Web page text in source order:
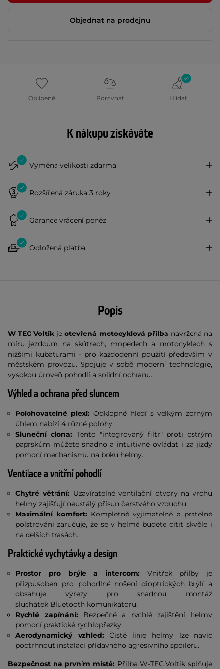
Objednat na prodejnu
Oblíbené Porovnat Hlídat
K nákupu získáváte
Výměna velikosti zdarma
Rozšířená záruka 3 roky
Garance vrácení peněz
Odložená platba
Popis
W-TEC Voltik jeotevřená motocyklová přilba navržená na
míru jezdcům na skútrech, mopedech a motocyklech s
nižšími kubaturami - pro každodenní použití především v
městském provozu. Spojuje v sobě moderní technologie,
vysokou úroveň pohodlí a solidní ochranu.
Výhled a ochrana před sluncem
Polohovatelné plexi: Odklopné hledí s velkým zorným
úhlem nabízí 4 různé polohy.
Sluneční clona: Tento "integrovaný filtr" proti ostrým
paprskům můžete snadno a intuitivně ovládat i za jízdy
pomocí mechanismu na boku helmy.
Ventilace a vnitřní pohodlí
Chytré větrání: Uzavíratelné ventilační otvory na vrchu
helmy zajišťují neustálý přísun čerstvého vzduchu.
Maximální komfort: Kompletně vyjímatelné a pratelné
polstrování zaručuje, že se v helmě budete cítit skvěle i
na delších trasách.
Praktické vychytávky a design
Prostor pro brýle a intercom: Vnitřek přilby je
přizpůsoben pro pohodlné nošení dioptrických brýlí a
obsahuje výřezy pro snadnou montáž
sluchátek Bluetooth komunikátoru.
Rychlé zapínání: Bezpečné a rychlé zajištění helmy
pomocí praktické rychlopřezky.
Aerodynamický vzhled: Čisté linie helmy lze navíc
podtrhnout instalací přídavného agresivního spoileru.
Bezpečnost na prvním místě: Přilba W-TEC Voltik splňuje